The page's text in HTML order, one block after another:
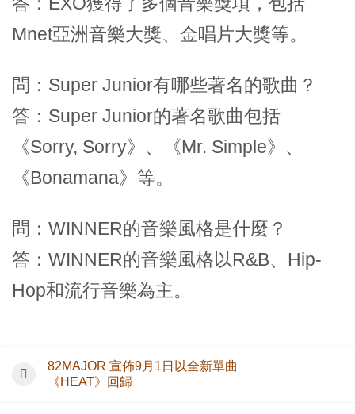
Mnet亞洲音樂大獎、金唱片大獎等。
問：Super Junior有哪些著名的歌曲？
答：Super Junior的著名歌曲包括
《Sorry, Sorry》、《Mr. Simple》、
《Bonamana》等。
問：WINNER的音樂風格是什麼？
答：WINNER的音樂風格以R&B、Hip-
Hop和流行音樂為主。
82MAJOR 宣佈9月1日以全新單曲
《HEAT》回歸